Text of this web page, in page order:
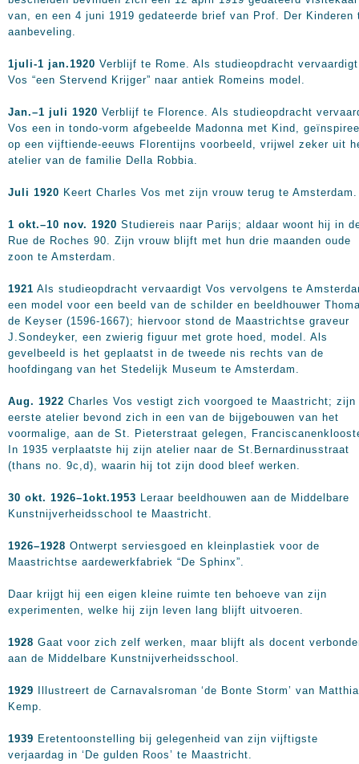
van, en een 4 juni 1919 gedateerde brief van Prof. Der Kinderen
aanbeveling.
1juli-1 jan.1920 Verblijf te Rome. Als studieopdracht vervaardigt
Vos “een Stervend Krijger” naar antiek Romeins model.
Jan.–1 juli 1920 Verblijf te Florence. Als studieopdracht
Vos een in tondo-vorm afgebeelde Madonna met Kind,
op een vijftiende-eeuws Florentijns voorbeeld, vrijwel zeker uit
atelier van de familie Della Robbia.
Juli 1920 Keert Charles Vos met zijn vrouw terug te Amsterdam.
1 okt.–10 nov. 1920 Studiereis naar Parijs; aldaar woont hij in
Rue de Roches 90. Zijn vrouw blijft met hun drie maanden oude
zoon te Amsterdam.
1921 Als studieopdracht vervaardigt Vos vervolgens te
een model voor een beeld van de schilder en beeldhouwer
de Keyser (1596-1667); hiervoor stond de Maastrichtse graveur
J.Sondeyker, een zwierig figuur met grote hoed, model. Als
gevelbeeld is het geplaatst in de tweede nis rechts van de
hoofdingang van het Stedelijk Museum te Amsterdam.
Aug. 1922 Charles Vos vestigt zich voorgoed te Maastricht; zijn
eerste atelier bevond zich in een van de bijgebouwen van het
voormalige, aan de St. Pieterstraat gelegen,
In 1935 verplaatste hij zijn atelier naar de St.Bernardinusstraat
(thans no. 9c,d), waarin hij tot zijn dood bleef werken.
30 okt. 1926–1okt.1953 Leraar beeldhouwen aan de Middelbare
Kunstnijverheidsschool te Maastricht.
1926–1928 Ontwerpt serviesgoed en kleinplastiek voor de
Maastrichtse aardewerkfabriek “De Sphinx”.
Daar krijgt hij een eigen kleine ruimte ten behoeve van zijn
experimenten, welke hij zijn leven lang blijft uitvoeren.
1928 Gaat voor zich zelf werken, maar blijft als docent
aan de Middelbare Kunstnijverheidsschool.
1929 Illustreert de Carnavalsroman ‘de Bonte Storm’ van
Kemp.
1939 Eretentoonstelling bij gelegenheid van zijn vijftigste
verjaardag in ‘De gulden Roos’ te Maastricht.